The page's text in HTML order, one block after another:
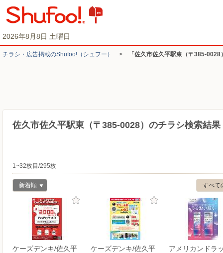
2026年8月8日 土曜日
チラシ・​広告掲載の​Shufoo!​（シュフー） > 「佐久市佐久平駅東（〒385-
佐久市佐久平駅東（〒385-0028）のチラシ検索結果
1~32枚目/295枚
すべて
新着順
ケーズデンキ/佐久平
ケーズデンキ/佐久平
アメリカンド